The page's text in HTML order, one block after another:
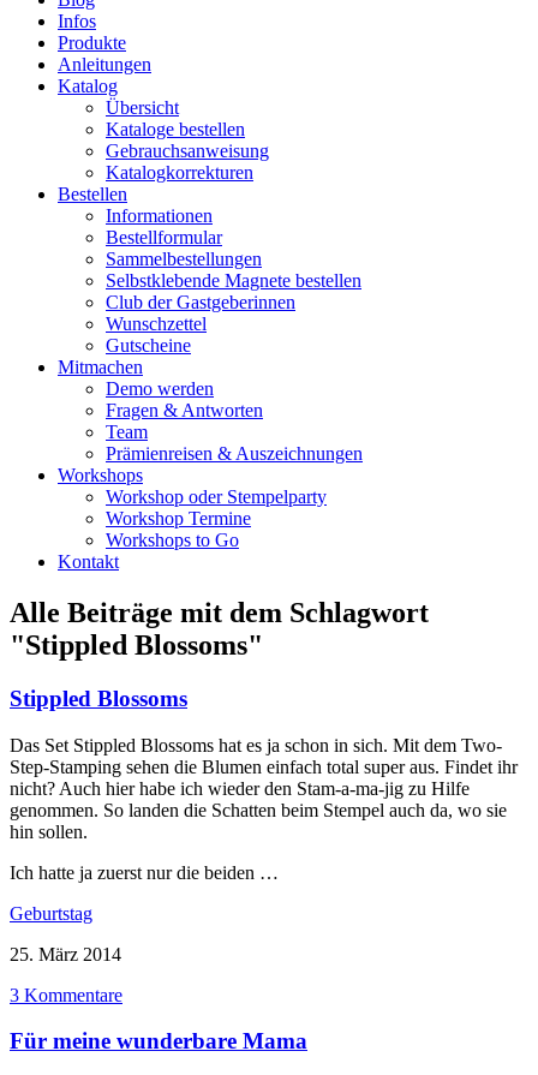
Infos
Produkte
Anleitungen
Katalog
Übersicht
Kataloge bestellen
Gebrauchsanweisung
Katalogkorrekturen
Bestellen
Informationen
Bestellformular
Sammelbestellungen
Selbstklebende Magnete bestellen
Club der Gastgeberinnen
Wunschzettel
Gutscheine
Mitmachen
Demo werden
Fragen & Antworten
Team
Prämienreisen & Auszeichnungen
Workshops
Workshop oder Stempelparty
Workshop Termine
Workshops to Go
Kontakt
Alle Beiträge mit dem Schlagwort
"Stippled Blossoms"
Stippled Blossoms
Das Set Stippled Blossoms hat es ja schon in sich. Mit dem Two-
Step-Stamping sehen die Blumen einfach total super aus. Findet ihr
nicht? Auch hier habe ich wieder den Stam-a-ma-jig zu Hilfe
genommen. So landen die Schatten beim Stempel auch da, wo sie
hin sollen.
Ich hatte ja zuerst nur die beiden …
Geburtstag
25. März 2014
3 Kommentare
Für meine wunderbare Mama